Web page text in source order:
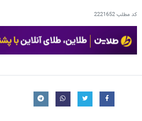
کد مطلب2221652